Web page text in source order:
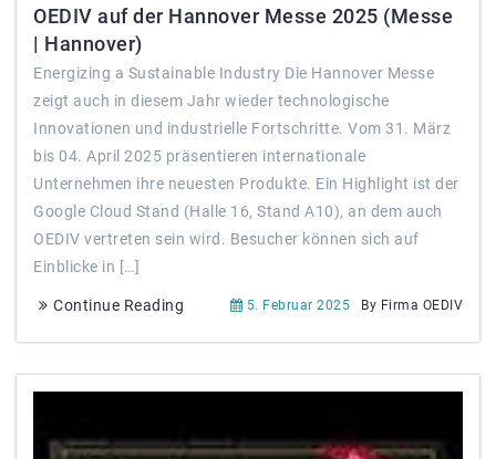
OEDIV auf der Hannover Messe 2025 (Messe
| Hannover)
Energizing a Sustainable Industry Die Hannover Messe
zeigt auch in diesem Jahr wieder technologische
Innovationen und industrielle Fortschritte. Vom 31. März
bis 04. April 2025 präsentieren internationale
Unternehmen ihre neuesten Produkte. Ein Highlight ist der
Google Cloud Stand (Halle 16, Stand A10), an dem auch
OEDIV vertreten sein wird. Besucher können sich auf
Einblicke in […]
Continue Reading 5. Februar 2025 By Firma OEDIV